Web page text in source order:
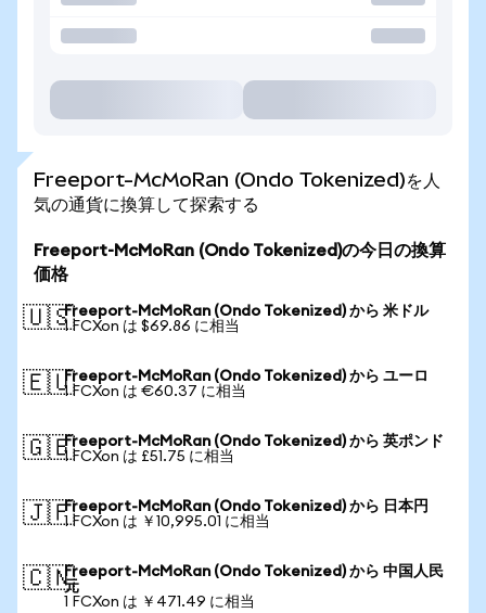
Freeport-McMoRan (Ondo Tokenized)を人
気の通貨に換算して探索する
Freeport-McMoRan (Ondo Tokenized)の今日の換算
価格
🇺🇸Freeport-McMoRan (Ondo Tokenized) から 米ドル
1 FCXon は $69.86 に相当
🇪🇺Freeport-McMoRan (Ondo Tokenized) から ユーロ
1 FCXon は €60.37 に相当
🇬🇧Freeport-McMoRan (Ondo Tokenized) から 英ポンド
1 FCXon は £51.75 に相当
🇯🇵Freeport-McMoRan (Ondo Tokenized) から 日本円
1 FCXon は ￥10,995.01 に相当
🇨🇳Freeport-McMoRan (Ondo Tokenized) から 中国人民
元
1 FCXon は ￥471.49 に相当